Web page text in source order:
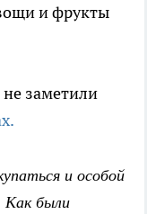
и фрукты
заметили
и особой
Как были